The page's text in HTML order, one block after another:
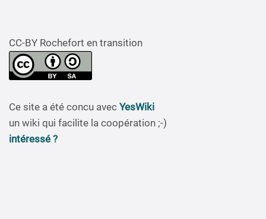
CC-BY Rochefort en transition
Ce site a été concu avec YesWiki
un wiki qui facilite la coopération ;-)
intéressé ?